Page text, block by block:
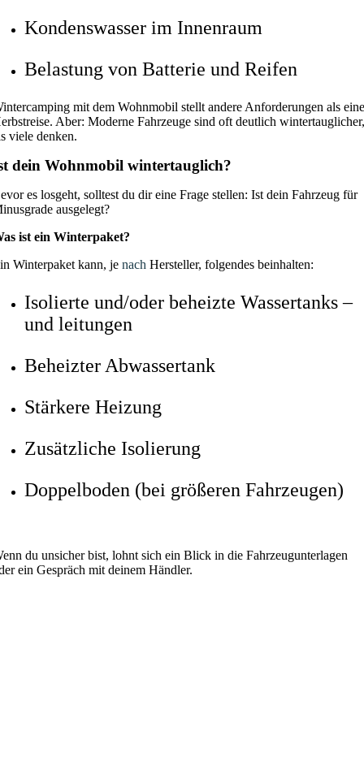
Kondenswasser im Innenraum
Belastung von Batterie und Reifen
mit dem Wohnmobil stellt andere Anforderungen als
Aber: Moderne Fahrzeuge sind oft deutlich
viele denken.
dein Wohnmobil wintertauglich?
es losgeht, solltest du dir eine Frage stellen: Ist dein Fahrzeug für
ausgelegt?
ist ein Winterpaket?
Winterpaket kann, jenach Hersteller, folgendes beinhalten:
Isolierte und/oder beheizte Wassertanks –
und leitungen
Beheizter Abwassertank
Stärkere Heizung
Zusätzliche Isolierung
Doppelboden (bei größeren Fahrzeugen)
du unsicher bist, lohnt sich ein Blick in die Fahrzeugunterlagen
ein Gespräch mit deinem Händler.